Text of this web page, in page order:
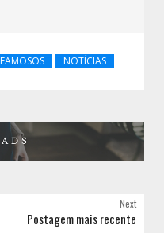
FAMOSOS NOTÍCIAS
Next
Postagem mais recente